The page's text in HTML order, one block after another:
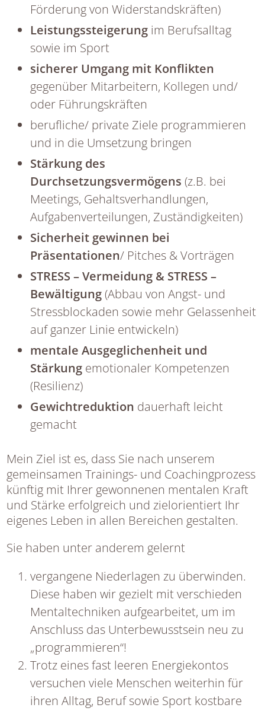
Förderung von Widerstandskräften)
Leistungssteigerung im Berufsalltag
sowie im Sport
sicherer Umgang mit Konflikten
gegenüber Mitarbeitern, Kollegen und/
oder Führungskräften
berufliche/ private Ziele programmieren
und in die Umsetzung bringen
Stärkung des
Durchsetzungsvermögens (z.B. bei
Meetings, Gehaltsverhandlungen,
Aufgabenverteilungen, Zuständigkeiten)
Sicherheit gewinnen bei
Präsentationen/ Pitches & Vorträgen
STRESS – Vermeidung & STRESS –
Bewältigung(Abbau von Angst- und
Stressblockaden sowie mehr Gelassenheit
auf ganzer Linie entwickeln)
mentale Ausgeglichenheit und
Stärkung emotionaler Kompetenzen
(Resilienz)
Gewichtreduktion dauerhaft leicht
gemacht
Mein Ziel ist es, dass Sie nach unserem
gemeinsamen Trainings- und Coachingprozess
künftig mit Ihrer gewonnenen mentalen Kraft
und Stärke erfolgreich und zielorientiert Ihr
eigenes Leben in allen Bereichen gestalten.
Sie haben unter anderem gelernt
vergangene Niederlagen zu überwinden.
Diese haben wir gezielt mit verschieden
Mentaltechniken aufgearbeitet, um im
Anschluss das Unterbewusstsein neu zu
„programmieren“!
Trotz eines fast leeren Energiekontos
versuchen viele Menschen weiterhin für
ihren Alltag, Beruf sowie Sport kostbare